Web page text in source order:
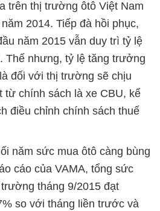
trên thị trường ôtô Việt Nam
2014. Tiếp đà hồi phục,
năm 2015 vẫn duy trì tỷ lệ
Thế nhưng, tỷ lệ tăng trưởng
đối với thị trường sẽ chịu
từ chính sách là xe CBU, kể
điều chỉnh chính sách thuế
năm sức mua ôtô càng bùng
cáo của VAMA, tổng sức
tháng 9/2015 đạt
so với tháng liền trước và